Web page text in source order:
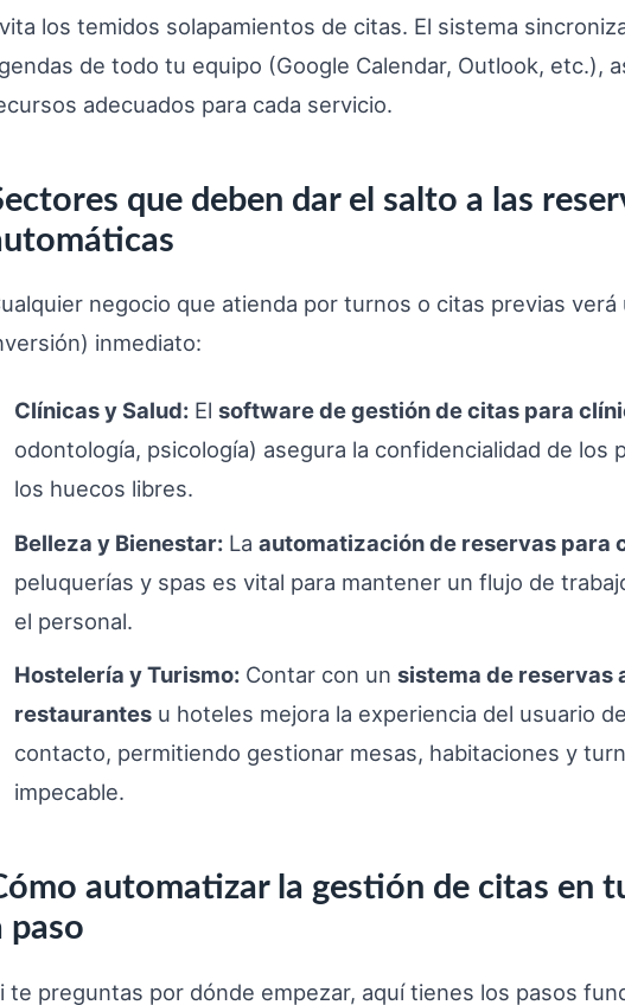
los temidos solapamientos de citas. El sistema
de todo tu equipo (Google Calendar, Outlook, etc.),
adecuados para cada servicio.
que deben dar el salto a las
negocio que atienda por turnos o citas previas verá
inmediato:
Clínicas y Salud: El software de gestión de citas para
odontología, psicología) asegura la confidencialidad de los
los huecos libres.
Belleza y Bienestar: La automatización de reservas para
peluquerías y spas es vital para mantener un flujo de
el personal.
Hostelería y Turismo: Contar con un sistema de reservas
restaurantes u hoteles mejora la experiencia del usuario
contacto, permitiendo gestionar mesas, habitaciones y
impecable.
automatizar la gestión de citas en
paso
te preguntas por dónde empezar, aquí tienes los pasos